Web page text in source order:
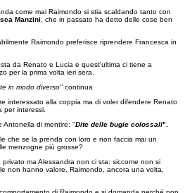
come mai Raimondo si stia scaldando tanto con
Manzini , che in passato ha detto delle cose ben
Raimondo preferisce riprendere Francesca in
da Renato e Lucia e quest'ultima ci tiene a
per la prima volta ieri sera.
in modo diverso" continua
interessato alla coppia ma di voler difendere Renato
per interessi.
Antonella di mentire: "Dite delle bugie colossali".
che se la prenda con loro e non faccia mai un
menzogne più grosse?
ma Alessandra non ci sta: siccome non si
non hanno valore. Raimondo, ancora una volta,